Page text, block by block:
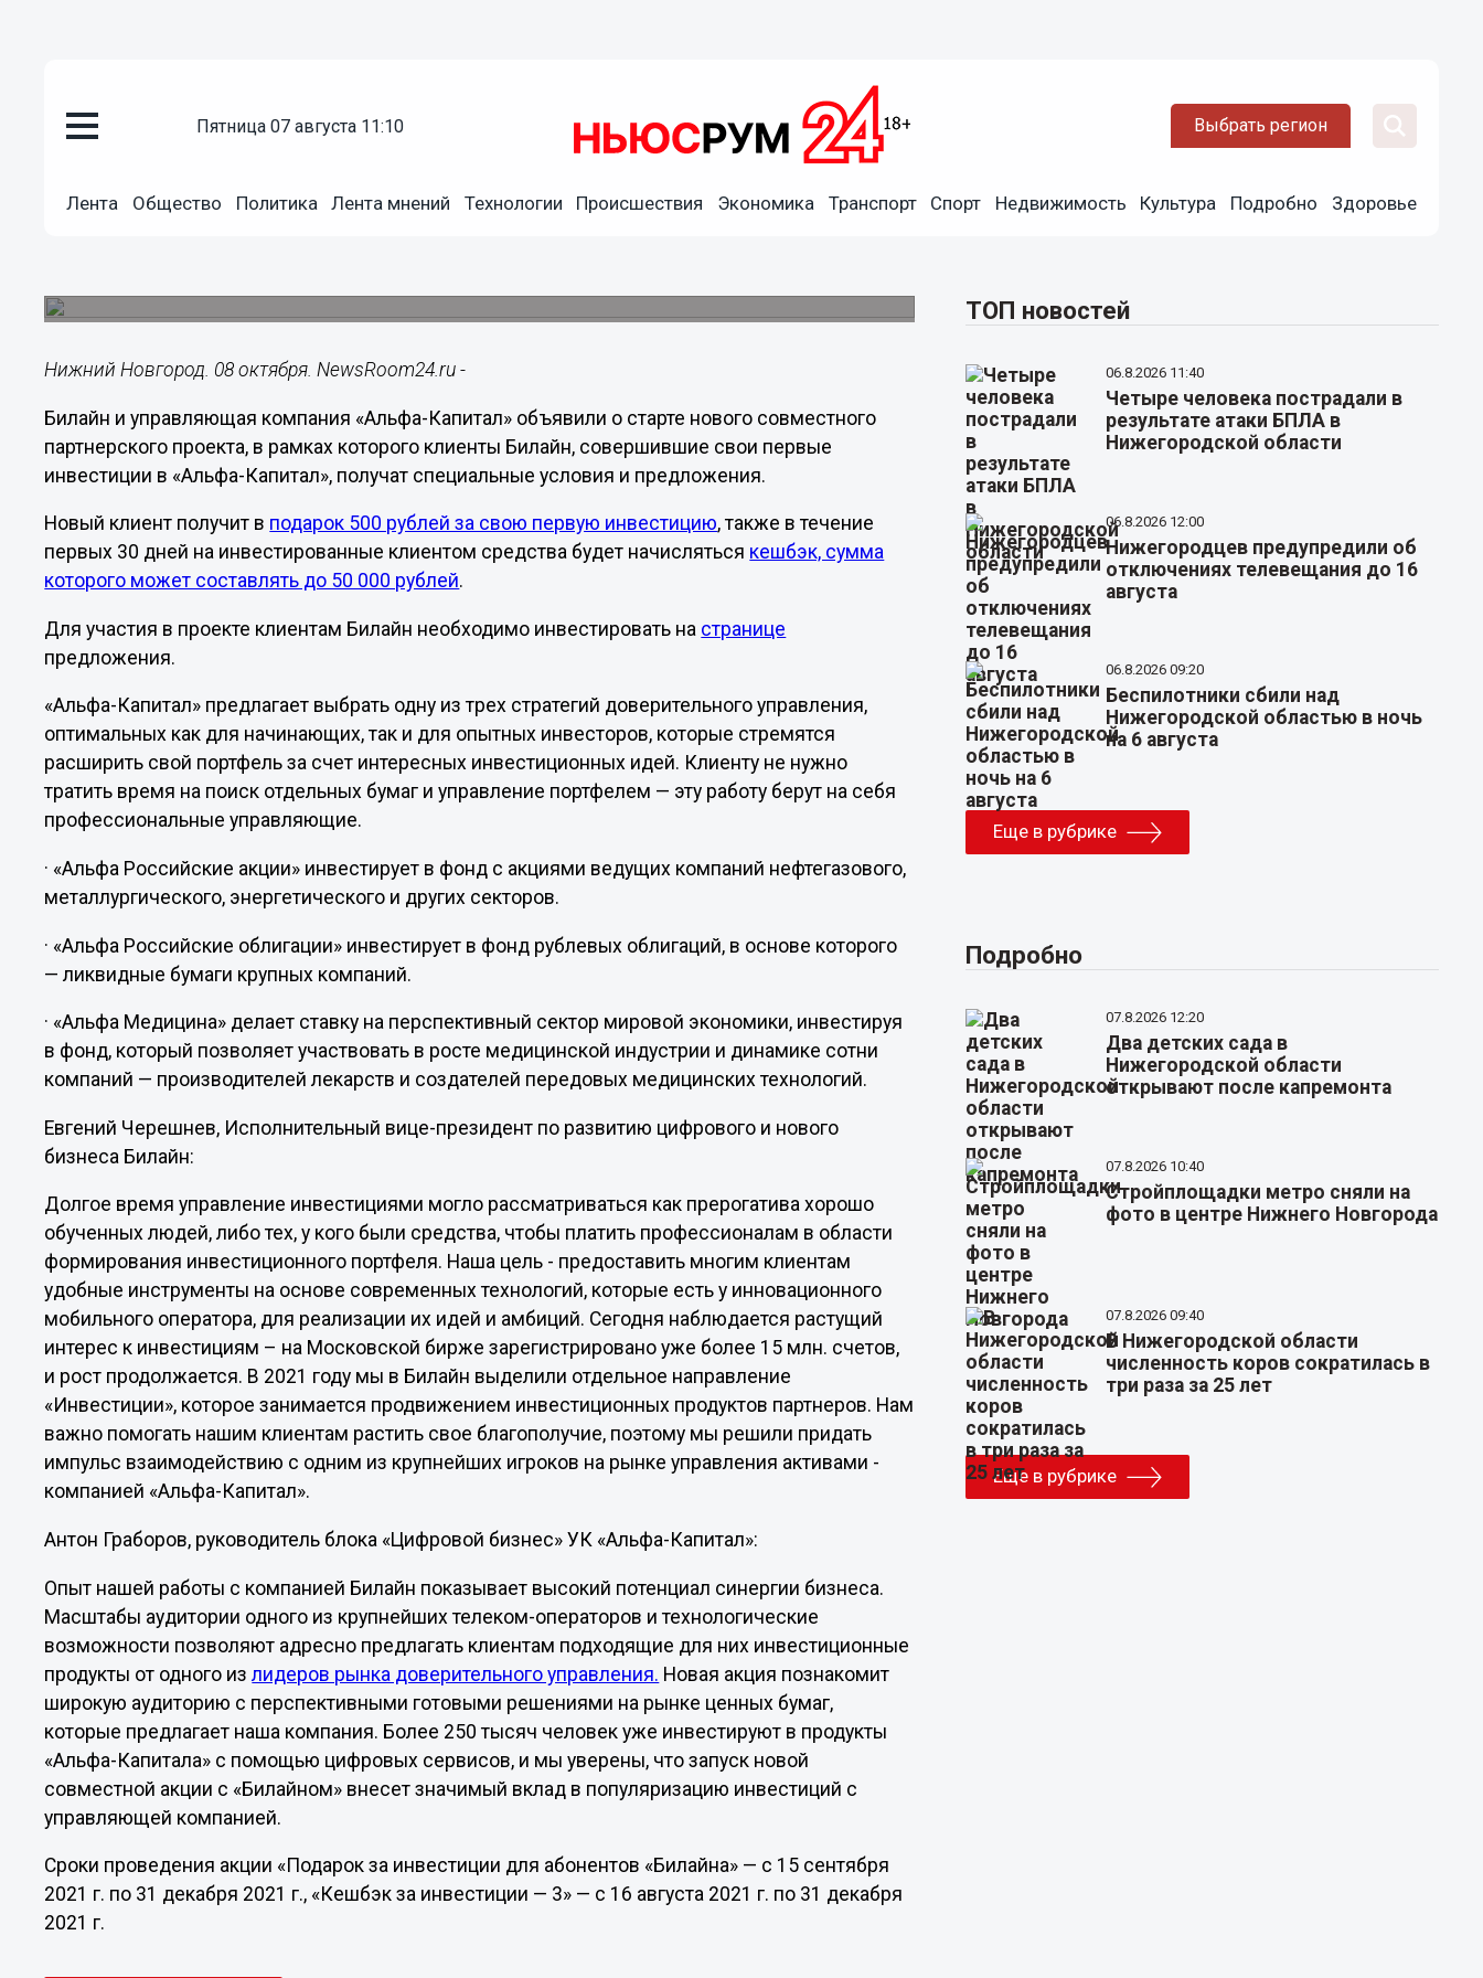
пятница 07 августа 11:10 Выбрать регион
Лента Общество Политика Лента мнений Технологии Происшествия Экономика Транспорт Спорт Недвижимость Культура Подробно Здоровье
Билайн и УК «Альфа-Капитал» расширяют инвестиционные
Нижний Новгород. 08 октября. NewsRoom24.ru -
Билайн и управляющая компания «Альфа-Капитал» объявили о старте нового совместного
партнерского проекта, в рамках которого клиенты Билайн, совершившие свои первые
инвестиции в «Альфа-Капитал», получат специальные условия и предложения.
Новый клиент получит в подарок 500 рублей за свою первую инвестицию, также в течение
первых 30 дней на инвестированные клиентом средства будет начисляться кешбэк, сумма
которого может составлять до 50 000 рублей.
Для участия в проекте клиентам Билайн необходимо инвестировать на странице
предложения.
«Альфа-Капитал» предлагает выбрать одну из трех стратегий доверительного управления,
оптимальных как для начинающих, так и для опытных инвесторов, которые стремятся
расширить свой портфель за счет интересных инвестиционных идей. Клиенту не нужно
тратить время на поиск отдельных бумаг и управление портфелем — эту работу берут на себя
профессиональные управляющие.
· «Альфа Российские акции» инвестирует в фонд с акциями ведущих компаний нефтегазового,
металлургического, энергетического и других секторов.
· «Альфа Российские облигации» инвестирует в фонд рублевых облигаций, в основе которого
— ликвидные бумаги крупных компаний.
· «Альфа Медицина» делает ставку на перспективный сектор мировой экономики, инвестируя
в фонд, который позволяет участвовать в росте медицинской индустрии и динамике сотни
компаний — производителей лекарств и создателей передовых медицинских технологий.
Евгений Черешнев, Исполнительный вице-президент по развитию цифрового и нового
бизнеса Билайн:
Долгое время управление инвестициями могло рассматриваться как прерогатива хорошо
обученных людей, либо тех, у кого были средства, чтобы платить профессионалам в области
формирования инвестиционного портфеля. Наша цель - предоставить многим клиентам
удобные инструменты на основе современных технологий, которые есть у инновационного
мобильного оператора, для реализации их идей и амбиций. Сегодня наблюдается растущий
интерес к инвестициям – на Московской бирже зарегистрировано уже более 15 млн. счетов,
и рост продолжается. В 2021 году мы в Билайн выделили отдельное направление
«Инвестиции», которое занимается продвижением инвестиционных продуктов партнеров. Нам
важно помогать нашим клиентам растить свое благополучие, поэтому мы решили придать
импульс взаимодействию с одним из крупнейших игроков на рынке управления активами -
компанией «Альфа-Капитал».
Антон Граборов, руководитель блока «Цифровой бизнес» УК «Альфа-Капитал»:
Опыт нашей работы с компанией Билайн показывает высокий потенциал синергии бизнеса.
Масштабы аудитории одного из крупнейших телеком-операторов и технологические
возможности позволяют адресно предлагать клиентам подходящие для них инвестиционные
продукты от одного излидеров рынка доверительного управления. Новая акция познакомит
широкую аудиторию с перспективными готовыми решениями на рынке ценных бумаг,
которые предлагает наша компания. Более 250 тысяч человек уже инвестируют в продукты
«Альфа-Капитала» с помощью цифровых сервисов, и мы уверены, что запуск новой
совместной акции с «Билайном» внесет значимый вклад в популяризацию инвестиций с
управляющей компанией.
Сроки проведения акции «Подарок за инвестиции для абонентов «Билайна» — с 15 сентября
2021 г. по 31 декабря 2021 г., «Кешбэк за инвестиции — 3» — с 16 августа 2021 г. по 31 декабря
2021 г.
ТОП новостей
06.8.2026 11:40
Четыре человека пострадали в
результате атаки БПЛА в
Нижегородской области
06.8.2026 12:00
Нижегородцев предупредили об
отключениях телевещания до 16
августа
06.8.2026 09:20
Беспилотники сбили над
Нижегородской областью в ночь
на 6 августа
Еще в рубрике
Подробно
07.8.2026 12:20
Два детских сада в
Нижегородской области
открывают после капремонта
07.8.2026 10:40
Стройплощадки метро сняли на
фото в центре Нижнего Новгорода
07.8.2026 09:40
В Нижегородской области
численность коров сократилась в
три раза за 25 лет
Еще в рубрике